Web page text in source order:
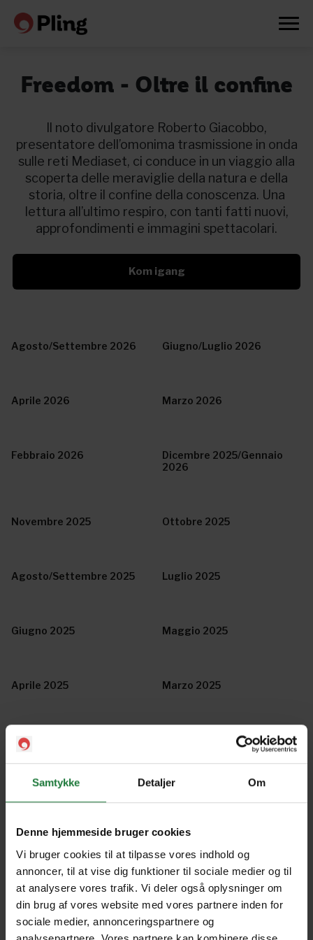
Samtykke Detaljer Om
Denne hjemmeside bruger cookies
Vi bruger cookies til at tilpasse vores indhold og
annoncer, til at vise dig funktioner til sociale medier og til
at analysere vores trafik. Vi deler også oplysninger om
din brug af vores website med vores partnere inden for
sociale medier, annonceringspartnere og
Prøv en måned gratis
Freedom - Oltre il confine
Il noto divulgatore Roberto Giacobbo,
presentatore dell’omonima trasmissione in onda
sulle reti Mediaset, ci conduce in un viaggio alla
scoperta delle meraviglie della natura e della
storia, oltre il confine della conoscenza. Una
lettura all’ultimo respiro, con tanti fatti nuovi,
approfondimenti e immagini spettacolari.
Kom igang
Agosto/Settembre 2026 Giugno/Luglio 2026
Aprile 2026 Marzo 2026
Febbraio 2026
Dicembre 2025/Gennaio
2026
Novembre 2025 Ottobre 2025
Agosto/Settembre 2025 Luglio 2025
Giugno 2025 Maggio 2025
Aprile 2025 Marzo 2025
Febbraio 2025
Dicembre 2024/Gennaio
Novembre 2024 Ottobre 2024
Agosto/Settembre 2024 Luglio 2024
Giugno 2024